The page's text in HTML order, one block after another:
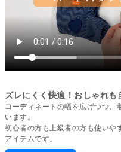
ズレにくく快適！おしゃれも
コーディネートの幅を広げつつ
います。
初心者の方も上級者の方も使いや
アイテムです。